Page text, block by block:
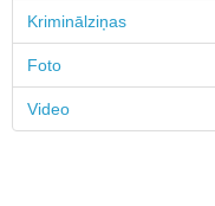
Kriminālziņas
Foto
Video